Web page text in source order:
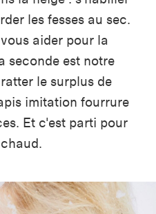
les fesses au sec.
aider pour la
seconde est notre
le surplus de
imitation fourrure
Et c'est parti pour